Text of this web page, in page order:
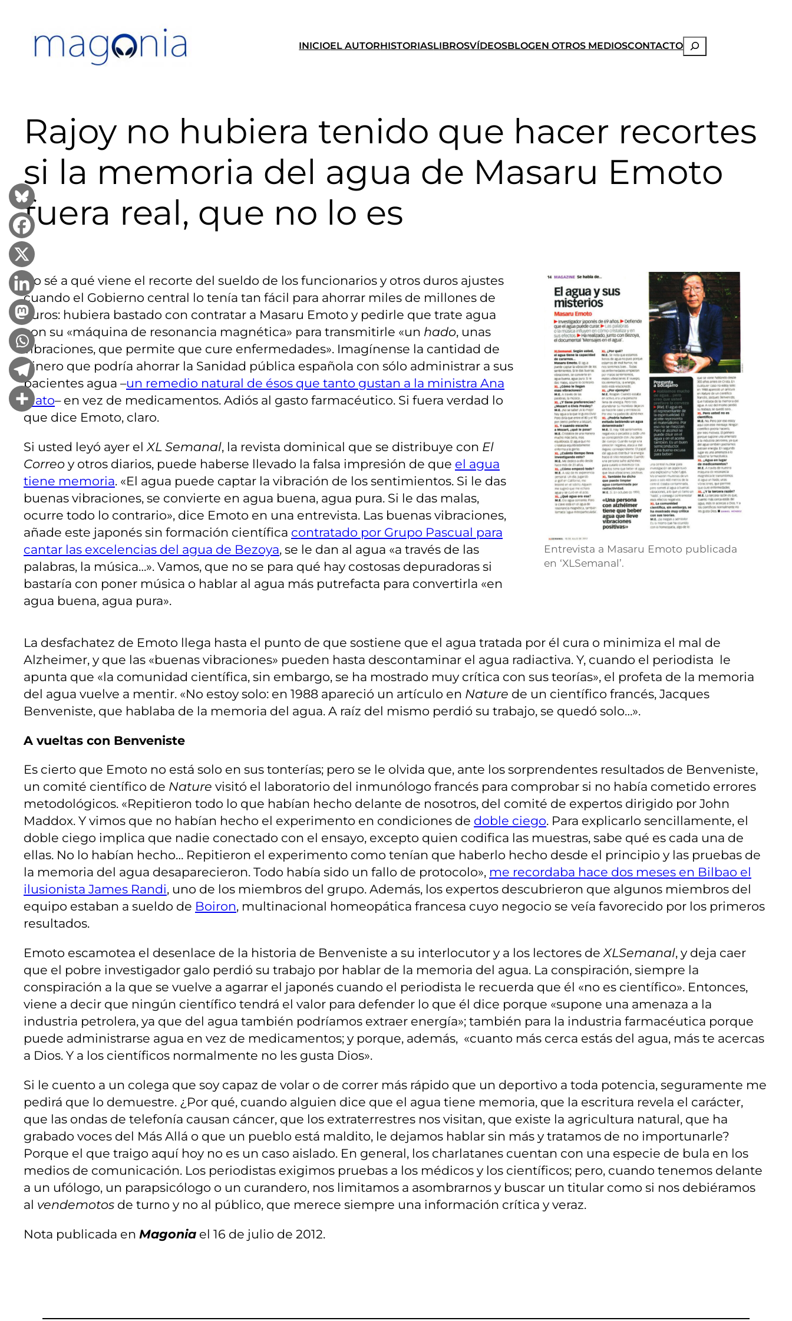
contenido
INICIOEL AUTORHISTORIASLIBROSVÍDEOSBLOGEN OTROS MEDIOSCONTACTOBuscar
Rajoy no hubiera tenido que hacer recortes
si la memoria del agua de Masaru Emoto
fuera real, que no lo es
No sé a qué viene el recorte del sueldo de los funcionarios y otros duros ajustes
cuando el Gobierno central lo tenía tan fácil para ahorrar miles de millones de
euros: hubiera bastado con contratar a Masaru Emoto y pedirle que trate agua
con su «máquina de resonancia magnética» para transmitirle «un hado, unas
vibraciones, que permite que cure enfermedades». Imagínense la cantidad de
dinero que podría ahorrar la Sanidad pública española con sólo administrar a sus
pacientes agua –un remedio natural de ésos que tanto gustan a la ministra Ana
Mato– en vez de medicamentos. Adiós al gasto farmacéutico. Si fuera verdad lo
que dice Emoto, claro.
Si usted leyó ayer elXL Semanal, la revista dominical que se distribuye con El
Correo y otros diarios, puede haberse llevado la falsa impresión de que el agua
tiene memoria. «El agua puede captar la vibración de los sentimientos. Si le das
buenas vibraciones, se convierte en agua buena, agua pura. Si le das malas,
ocurre todo lo contrario», dice Emoto en una entrevista. Las buenas vibraciones,
añade este japonés sin formación científica contratado por Grupo Pascual para
cantar las excelencias del agua de Bezoya, se le dan al agua «a través de las
palabras, la música…». Vamos, que no se para qué hay costosas depuradoras si
bastaría con poner música o hablar al agua más putrefacta para convertirla «en
agua buena, agua pura».
Entrevista a Masaru Emoto publicada
en ‘XLSemanal’.
La desfachatez de Emoto llega hasta el punto de que sostiene que el agua tratada por él cura o minimiza el mal de
Alzheimer, y que las «buenas vibraciones» pueden hasta descontaminar el agua radiactiva. Y, cuando el periodista le
apunta que «la comunidad científica, sin embargo, se ha mostrado muy crítica con sus teorías», el profeta de la memoria
del agua vuelve a mentir. «No estoy solo: en 1988 apareció un artículo en Nature de un científico francés, Jacques
Benveniste, que hablaba de la memoria del agua. A raíz del mismo perdió su trabajo, se quedó solo…».
A vueltas con Benveniste
Es cierto que Emoto no está solo en sus tonterías; pero se le olvida que, ante los sorprendentes resultados de Benveniste,
un comité científico de Nature visitó el laboratorio del inmunólogo francés para comprobar si no había cometido errores
metodológicos. «Repitieron todo lo que habían hecho delante de nosotros, del comité de expertos dirigido por John
Maddox. Y vimos que no habían hecho el experimento en condiciones de doble ciego. Para explicarlo sencillamente, el
doble ciego implica que nadie conectado con el ensayo, excepto quien codifica las muestras, sabe qué es cada una de
ellas. No lo habían hecho… Repitieron el experimento como tenían que haberlo hecho desde el principio y las pruebas de
la memoria del agua desaparecieron. Todo había sido un fallo de protocolo», me recordaba hace dos meses en Bilbao el
ilusionista James Randi, uno de los miembros del grupo. Además, los expertos descubrieron que algunos miembros del
equipo estaban a sueldo de Boiron, multinacional homeopática francesa cuyo negocio se veía favorecido por los primeros
resultados.
Emoto escamotea el desenlace de la historia de Benveniste a su interlocutor y a los lectores deXLSemanal, y deja caer
que el pobre investigador galo perdió su trabajo por hablar de la memoria del agua. La conspiración, siempre la
conspiración a la que se vuelve a agarrar el japonés cuando el periodista le recuerda que él «no es científico». Entonces,
viene a decir que ningún científico tendrá el valor para defender lo que él dice porque «supone una amenaza a la
industria petrolera, ya que del agua también podríamos extraer energía»; también para la industria farmacéutica porque
puede administrarse agua en vez de medicamentos; y porque, además, «cuanto más cerca estás del agua, más te acercas
a Dios. Y a los científicos normalmente no les gusta Dios».
Si le cuento a un colega que soy capaz de volar o de correr más rápido que un deportivo a toda potencia, seguramente me
pedirá que lo demuestre. ¿Por qué, cuando alguien dice que el agua tiene memoria, que la escritura revela el carácter,
que las ondas de telefonía causan cáncer, que los extraterrestres nos visitan, que existe la agricultura natural, que ha
grabado voces del Más Allá o que un pueblo está maldito, le dejamos hablar sin más y tratamos de no importunarle?
Porque el que traigo aquí hoy no es un caso aislado. En general, los charlatanes cuentan con una especie de bula en los
medios de comunicación. Los periodistas exigimos pruebas a los médicos y los científicos; pero, cuando tenemos delante
a un ufólogo, un parapsicólogo o un curandero, nos limitamos a asombrarnos y buscar un titular como si nos debiéramos
al vendemotos de turno y no al público, que merece siempre una información crítica y veraz.
Nota publicada en Magonia el 16 de julio de 2012.